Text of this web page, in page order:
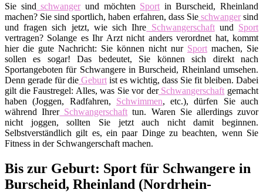
Sie sind schwangerund möchten Sport in Burscheid, Rheinland
machen? Sie sind sportlich, haben erfahren, dass Sieschwangersind
und fragen sich jetzt, wie sich Ihre Schwangerschaftund Sport
vertragen? Solange es Ihr Arzt nicht anders verordnet hat, kommt
hier die gute Nachricht: Sie können nicht nur Sport machen, Sie
sollen es sogar! Das bedeutet, Sie können sich direkt nach
Sportangeboten für Schwangere in Burscheid, Rheinland umsehen.
Denn gerade für die Geburt ist es wichtig, dass Sie fit bleiben. Dabei
gilt die Faustregel: Alles, was Sie vor derSchwangerschaft gemacht
haben (Joggen, Radfahren, Schwimmen, etc.), dürfen Sie auch
während IhrerSchwangerschaft tun. Waren Sie allerdings zuvor
nicht joggen, sollten Sie jetzt auch nicht damit beginnen.
Selbstverständlich gilt es, ein paar Dinge zu beachten, wenn Sie
Fitness in der Schwangerschaft machen.
Bis zur Geburt: Sport für Schwangere in
Burscheid, Rheinland (Nordrhein-